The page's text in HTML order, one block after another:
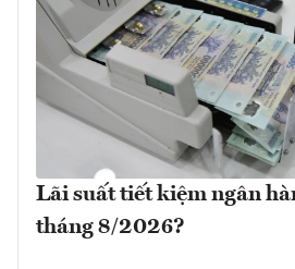
Lãi suất tiết kiệm ngân
tháng 8/2026?